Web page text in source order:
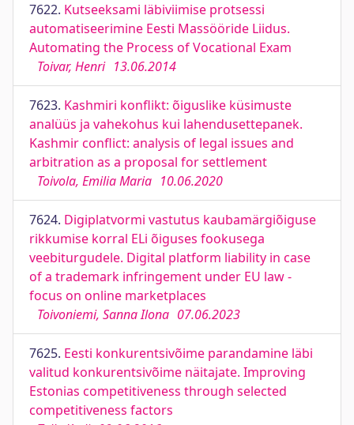
7622. Kutseeksami läbiviimise protsessi
automatiseerimine Eesti Massööride Liidus.
Automating the Process of Vocational Exam
Toivar, Henri 13.06.2014
7623. Kashmiri konflikt: õiguslike küsimuste
analüüs ja vahekohus kui lahendusettepanek.
Kashmir conflict: analysis of legal issues and
arbitration as a proposal for settlement
Toivola, Emilia Maria 10.06.2020
7624. Digiplatvormi vastutus kaubamärgiõiguse
rikkumise korral ELi õiguses fookusega
veebiturgudele. Digital platform liability in case
of a trademark infringement under EU law -
focus on online marketplaces
Toivoniemi, Sanna Ilona 07.06.2023
7625. Eesti konkurentsivõime parandamine läbi
valitud konkurentsivõime näitajate. Improving
Estonias competitiveness through selected
competitiveness factors